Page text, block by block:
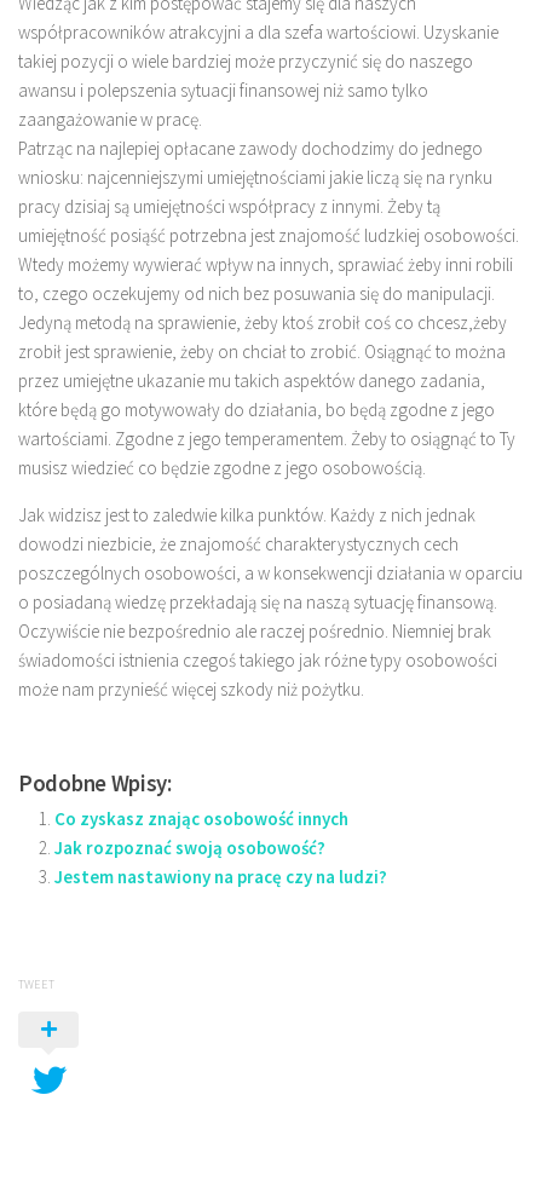
współpracowników atrakcyjni a dla szefa wartościowi. Uzyskanie
takiej pozycji o wiele bardziej może przyczynić się do naszego
awansu i polepszenia sytuacji finansowej niż samo tylko
zaangażowanie w pracę.
Patrząc na najlepiej opłacane zawody dochodzimy do jednego
wniosku: najcenniejszymi umiejętnościami jakie liczą się na rynku
pracy dzisiaj są umiejętności współpracy z innymi. Żeby tą
umiejętność posiąść potrzebna jest znajomość ludzkiej osobowości.
Wtedy możemy wywierać wpływ na innych, sprawiać żeby inni robili
to, czego oczekujemy od nich bez posuwania się do manipulacji.
Jedyną metodą na sprawienie, żeby ktoś zrobił coś co chcesz,żeby
zrobił jest sprawienie, żeby on chciał to zrobić. Osiągnąć to można
przez umiejętne ukazanie mu takich aspektów danego zadania,
które będą go motywowały do działania, bo będą zgodne z jego
wartościami. Zgodne z jego temperamentem. Żeby to osiągnąć to Ty
musisz wiedzieć co będzie zgodne z jego osobowością.
Jak widzisz jest to zaledwie kilka punktów. Każdy z nich jednak
dowodzi niezbicie, że znajomość charakterystycznych cech
poszczególnych osobowości, a w konsekwencji działania w oparciu
o posiadaną wiedzę przekładają się na naszą sytuację finansową.
Oczywiście nie bezpośrednio ale raczej pośrednio. Niemniej brak
świadomości istnienia czegoś takiego jak różne typy osobowości
może nam przynieść więcej szkody niż pożytku.
Podobne Wpisy:
Co zyskasz znając osobowość innych
Jak rozpoznać swoją osobowość?
Jestem nastawiony na pracę czy na ludzi?
TWEET